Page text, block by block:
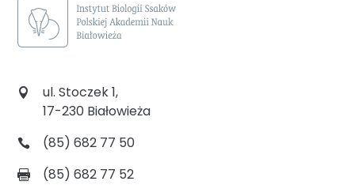
ul. Stoczek 1,
17-230 Białowieża
(85) 682 77 50
(85) 682 77 52